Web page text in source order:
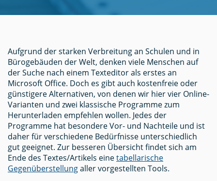
Aufgrund der starken Verbreitung an Schulen und in
Bürogebäuden der Welt, denken viele Menschen auf
der Suche nach einem Texteditor als erstes an
Microsoft Office. Doch es gibt auch kostenfreie oder
günstigere Alternativen, von denen wir hier vier Online-
Varianten und zwei klassische Programme zum
Herunterladen empfehlen wollen. Jedes der
Programme hat besondere Vor- und Nachteile und ist
daher für verschiedene Bedürfnisse unterschiedlich
gut geeignet. Zur besseren Übersicht findet sich am
Ende des Textes/Artikels einetabellarische
Gegenüberstellungaller vorgestellten Tools.